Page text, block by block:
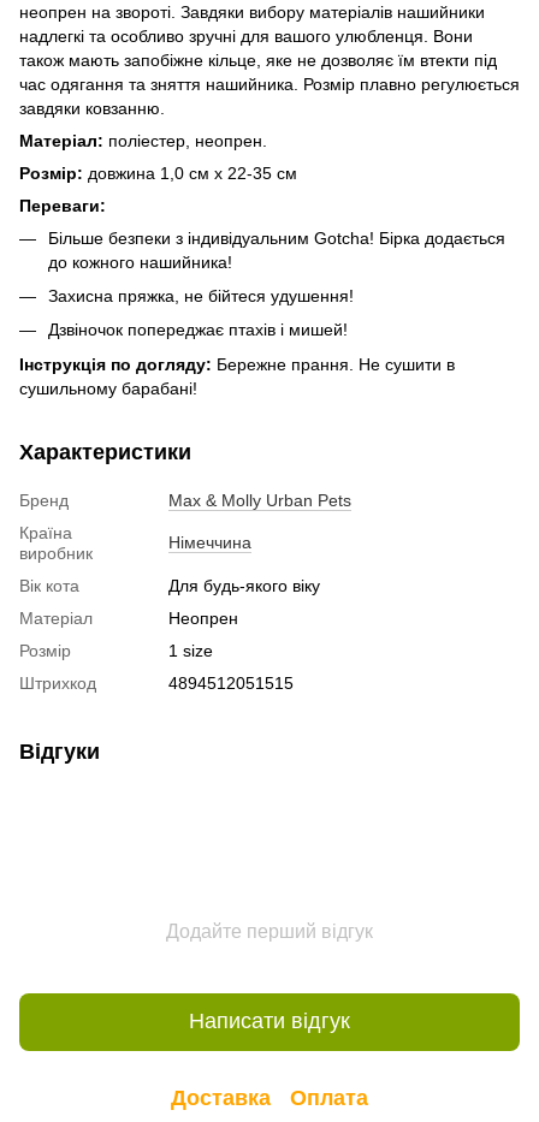
неопрен на звороті. Завдяки вибору матеріалів нашийники
надлегкі та особливо зручні для вашого улюбленця. Вони
також мають запобіжне кільце, яке не дозволяє їм втекти під
час одягання та зняття нашийника. Розмір плавно регулюється
завдяки ковзанню.
Матеріал: поліестер, неопрен.
Розмір: довжина 1,0 см х 22-35 см
Переваги:
Більше безпеки з індивідуальним Gotcha! Бірка додається
до кожного нашийника!
Захисна пряжка, не бійтеся удушення!
Дзвіночок попереджає птахів і мишей!
Інструкція по догляду: Бережне прання. Не сушити в
сушильному барабані!
Характеристики
Бренд
Max & Molly Urban Pets
Країна
виробник
Німеччина
Вік кота
Для будь-якого віку
Матеріал
Неопрен
Розмір
1 size
Штрихкод
4894512051515
Відгуки
Додайте перший відгук
Написати відгук
Доставка Оплата